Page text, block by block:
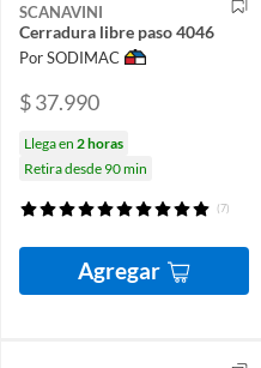
SCANAVINI
Cerradura libre paso 4046
Por SODIMAC
$ 37.990
Llega en 2 horas
Retira desde 90 min
(7)
Agregar